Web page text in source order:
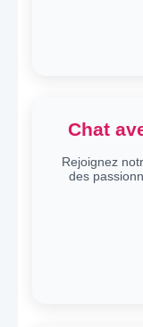
Chat
Rejoignez
des